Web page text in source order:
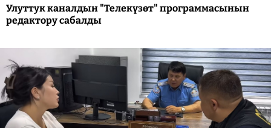
Улуттук каналдын "Телекүзөт" программасынын
редактору сабалды